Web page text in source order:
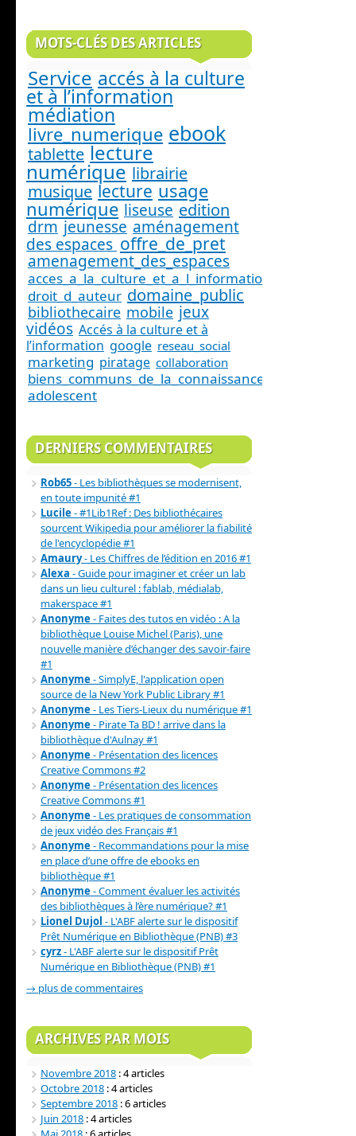
MOTS-CLÉS DES ARTICLES
Service accés à la culture
et à l’information
médiation
livre_numerique ebook
tablette lecture
numérique librairie
musique lecture usage
numérique liseuse edition
drm jeunesse aménagement
des espaces offre_de_pret
amenagement_des_espaces
acces_a_la_culture_et_a_l_information_
droit_d_auteur domaine_public
bibliothecaire mobile jeux
vidéos Accés à la culture et à
l’information google reseau_social
marketing piratage collaboration
biens_communs_de_la_connaissance
adolescent
DERNIERS COMMENTAIRES
Rob65- Les bibliothèques se modernisent,
en toute impunité #1
Lucile- #1Lib1Ref : Des bibliothécaires
sourcent Wikipedia pour améliorer la fiabilité
de l'encyclopédie #1
Amaury- Les Chiffres de l’édition en 2016 #1
Alexa - Guide pour imaginer et créer un lab
dans un lieu culturel : fablab, médialab,
makerspace #1
Anonyme- Faites des tutos en vidéo : A la
bibliothèque Louise Michel (Paris), une
nouvelle manière d’échanger des savoir-faire
#1
Anonyme- SimplyE, l'application open
source de la New York Public Library #1
Anonyme- Les Tiers-Lieux du numérique #1
Anonyme- Pirate Ta BD ! arrive dans la
bibliothèque d'Aulnay #1
Anonyme- Présentation des licences
Creative Commons #2
Anonyme- Présentation des licences
Creative Commons #1
Anonyme- Les pratiques de consommation
de jeux vidéo des Français #1
Anonyme- Recommandations pour la mise
en place d’une offre de ebooks en
bibliothèque #1
Anonyme- Comment évaluer les activités
des bibliothèques à l’ère numérique? #1
Lionel Dujol - L'ABF alerte sur le dispositif
Prêt Numérique en Bibliothèque (PNB) #3
cyrz- L'ABF alerte sur le dispositif Prêt
Numérique en Bibliothèque (PNB) #1
→ plus de commentaires
ARCHIVES PAR MOIS
Novembre 2018 : 4 articles
Octobre 2018 : 4 articles
Septembre 2018 : 6 articles
Juin 2018 : 4 articles